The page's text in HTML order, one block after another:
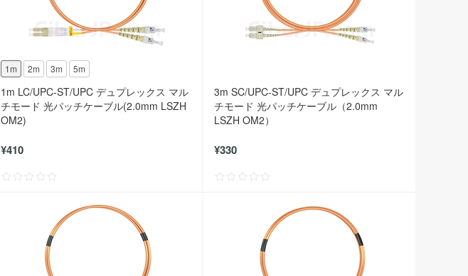
1m 2m 3m 5m
1m LC/UPC-ST/UPC デュプレックス マル
チモード 光パッチケーブル(2.0mm LSZH
OM2)
¥410
3m SC/UPC-ST/UPC デュプレックス マル
チモード 光パッチケーブル（2.0mm
LSZH OM2）
¥330